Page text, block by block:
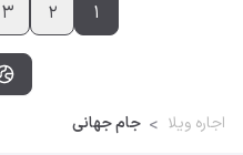
1
2
3
اجاره ویلا جام جهانی